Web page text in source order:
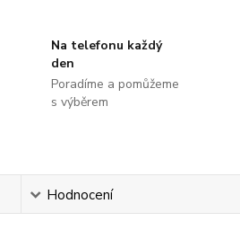
Na telefonu každý
den
Poradíme a pomůžeme
s výběrem
Hodnocení